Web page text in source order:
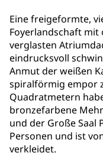
Eine freigeformte,
Foyerlandschaft mit
verglasten
eindrucksvoll
Anmut der weißen
spiralförmig empor
Quadratmetern
bronzefarbene
und der Große Saal
Personen und ist
verkleidet.